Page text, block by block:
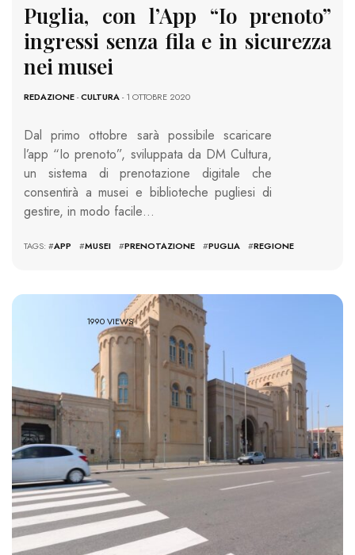
Puglia, con l’App “Io prenoto”
ingressi senza fila e in sicurezza
nei musei
REDAZIONE-CULTURA- 1 OTTOBRE 2020
Dal primo ottobre sarà possibile scaricare
l’app “Io prenoto”, sviluppata da DM Cultura,
un sistema di prenotazione digitale che
consentirà a musei e biblioteche pugliesi di
gestire, in modo facile…
TAGS: #APP #MUSEI #PRENOTAZIONE #PUGLIA #REGIONE
1990 VIEWS